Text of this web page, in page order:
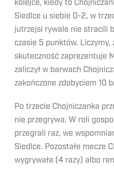
kolejce, kiedy to
Siedlce u siebie 0-2, w
jutrzejsi rywale nie stracili
czasie 5 punktów.
skuteczność zaprezentuje
zaliczył w barwach
zakończone zdobyciem 10
Po trzecie Chojniczanka
nie przegrywa. W roli
przegrali raz, we
Siedlce. Pozostałe mecze
wygrywała (4 razy) albo